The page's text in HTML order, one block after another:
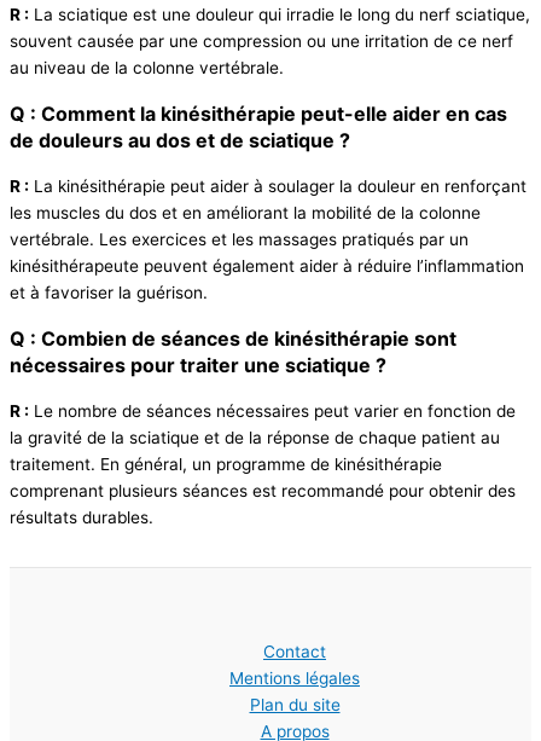
R : La sciatique est une douleur qui irradie le long du nerf sciatique,
souvent causée par une compression ou une irritation de ce nerf
au niveau de la colonne vertébrale.
Q : Comment la kinésithérapie peut-elle aider en cas
de douleurs au dos et de sciatique ?
R : La kinésithérapie peut aider à soulager la douleur en renforçant
les muscles du dos et en améliorant la mobilité de la colonne
vertébrale. Les exercices et les massages pratiqués par un
kinésithérapeute peuvent également aider à réduire l’inflammation
et à favoriser la guérison.
Q : Combien de séances de kinésithérapie sont
nécessaires pour traiter une sciatique ?
R : Le nombre de séances nécessaires peut varier en fonction de
la gravité de la sciatique et de la réponse de chaque patient au
traitement. En général, un programme de kinésithérapie
comprenant plusieurs séances est recommandé pour obtenir des
résultats durables.
Contact
Mentions légales
Plan du site
A propos